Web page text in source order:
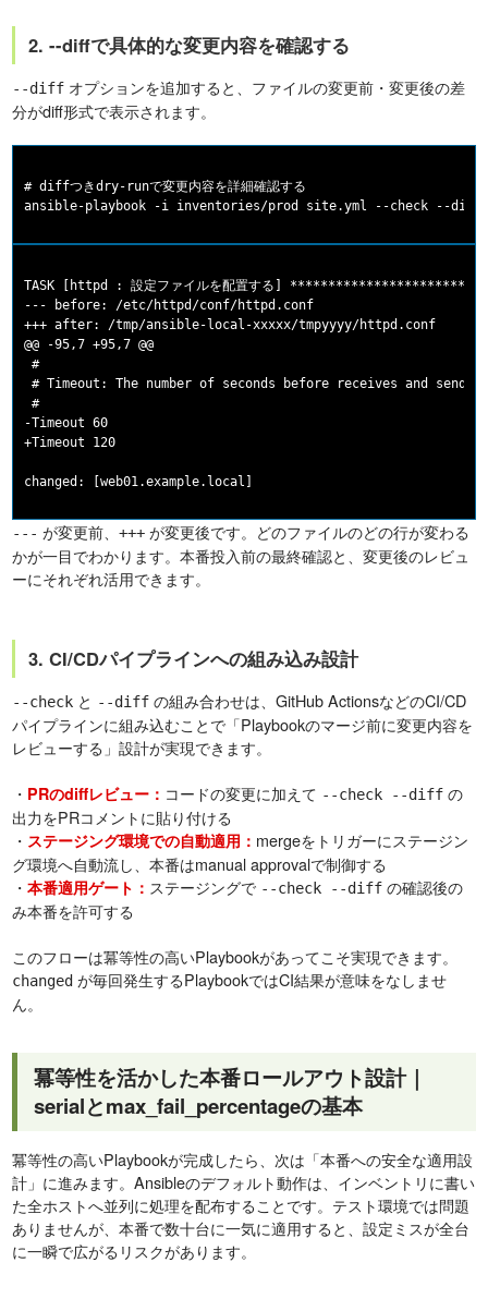
2. --diffで具体的な変更内容を確認する
--diff オプションを追加すると、ファイルの変更前・変更後の差
分がdiff形式で表示されます。
# diffつきdry-runで変更内容を詳細確認する
TASK [httpd : 設定ファイルを配置する]
--- before: /etc/httpd/conf/httpd.conf
+++ after: /tmp/ansible-local-xxxxx/tmpyyyy/httpd.conf
@@ -95,7 +95,7 @@
#
# Timeout: The number of seconds before receives and sends
#
-Timeout 60
+Timeout 120
--- が変更前、+++ が変更後です。どのファイルのどの行が変わる
かが一目でわかります。本番投入前の最終確認と、変更後のレビュ
ーにそれぞれ活用できます。
3. CI/CDパイプラインへの組み込み設計
--check と --diff の組み合わせは、GitHub ActionsなどのCI/CD
パイプラインに組み込むことで「Playbookのマージ前に変更内容を
レビューする」設計が実現できます。
・ PRのdiffレビュー： コードの変更に加えて --check --diff の
出力をPRコメントに貼り付ける
・ ステージング環境での自動適用： mergeをトリガーにステージン
グ環境へ自動流し、本番はmanual approvalで制御する
・本番適用ゲート： ステージングで --check --diff の確認後の
み本番を許可する
このフローは冪等性の高いPlaybookがあってこそ実現できます。
changed が毎回発生するPlaybookではCI結果が意味をなしませ
ん。
冪等性を活かした本番ロールアウト設計｜
serialとmax_fail_percentageの基本
冪等性の高いPlaybookが完成したら、次は「本番への安全な適用設
計」に進みます。Ansibleのデフォルト動作は、インベントリに書い
た全ホストへ並列に処理を配布することです。テスト環境では問題
ありませんが、本番で数十台に一気に適用すると、設定ミスが全台
に一瞬で広がるリスクがあります。